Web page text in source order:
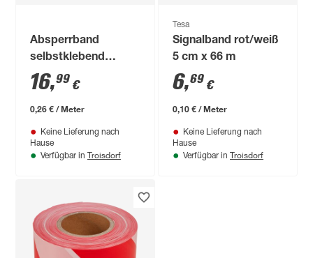
Absperrband
selbstklebend
schwarz/gelb 6 cm x
66 m
16,99 €
0,26 € / Meter
Keine Lieferung nach
Hause
Verfügbar in Troisdorf
Tesa
Signalband rot/weiß
5 cm x 66 m
6,69 €
0,10 € / Meter
Keine Lieferung nach
Hause
Verfügbar in Troisdorf